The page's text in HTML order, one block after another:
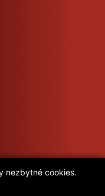
nezbytné cookies.